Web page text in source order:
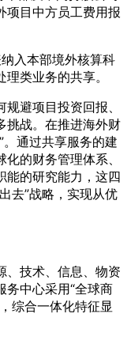
项目中方员工费用报
入本部境外核算科
类业务的共享。
避项目投资回报、
挑战。在推进海外财
通过共享服务的建
的财务管理体系、
能的研究能力，这四
去”战略，实现从优
、技术、信息、物资
务中心采用“全球商
综合一体化特征显